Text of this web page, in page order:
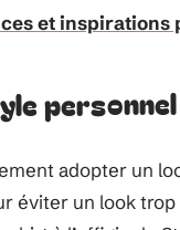
et inspirations
personnel
adopter un
éviter un look trop